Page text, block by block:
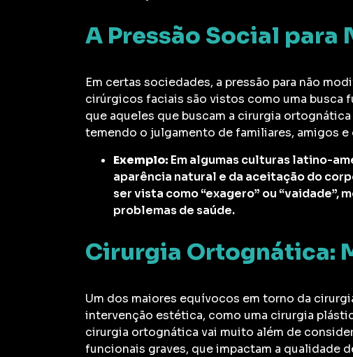
A Pressão Social para
Em certas sociedades, a pressão para não
cirúrgicos faciais são vistos como uma busca
que aqueles que buscam a cirurgia
temendo o julgamento de familiares, amigos e
Exemplo: Em algumas culturas latino-
aparência natural e da aceitação do
ser vista como “exagero” ou “vaidade”,
problemas de saúde.
Cirurgia Ortognática:
Um dos maiores equívocos em torno da
intervenção estética, como uma cirurgia
cirurgia ortognática vai muito além de
funcionais graves, que impactam a qualidade